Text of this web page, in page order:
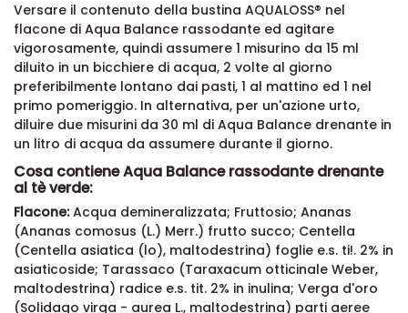
Versare il contenuto della bustina AQUALOSS® nel
flacone di Aqua Balance rassodante ed agitare
vigorosamente, quindi assumere 1 misurino da 15 ml
diluito in un bicchiere di acqua, 2 volte al giorno
preferibilmente lontano dai pasti, 1 al mattino ed 1 nel
primo pomeriggio. In alternativa, per un'azione urto,
diluire due misurini da 30 ml di Aqua Balance drenante in
un litro di acqua da assumere durante il giorno.
Cosa contiene Aqua Balance rassodante drenante
al tè verde:
Flacone:Acqua demineralizzata; Fruttosio; Ananas
(Ananas comosus (L.) Merr.) frutto succo; Centella
(Centella asiatica (lo), maltodestrina) foglie e.s. ti!. 2% in
asiaticoside; Tarassaco (Taraxacum otticinale Weber,
maltodestrina) radice e.s. tit. 2% in inulina; Verga d'oro
(Solidago virga - aurea L., maltodestrina) parti aeree